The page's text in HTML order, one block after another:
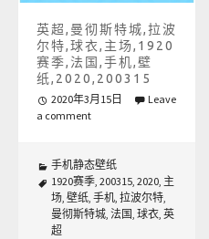
英超,曼彻斯特城,拉波
尔特,球衣,主场,1920
赛季,法国,手机,壁
纸,2020,200315
2020年3月15日
Leave
a comment
手机静态壁纸
1920赛季, 200315, 2020, 主
场, 壁纸, 手机, 拉波尔特,
曼彻斯特城, 法国, 球衣, 英
超